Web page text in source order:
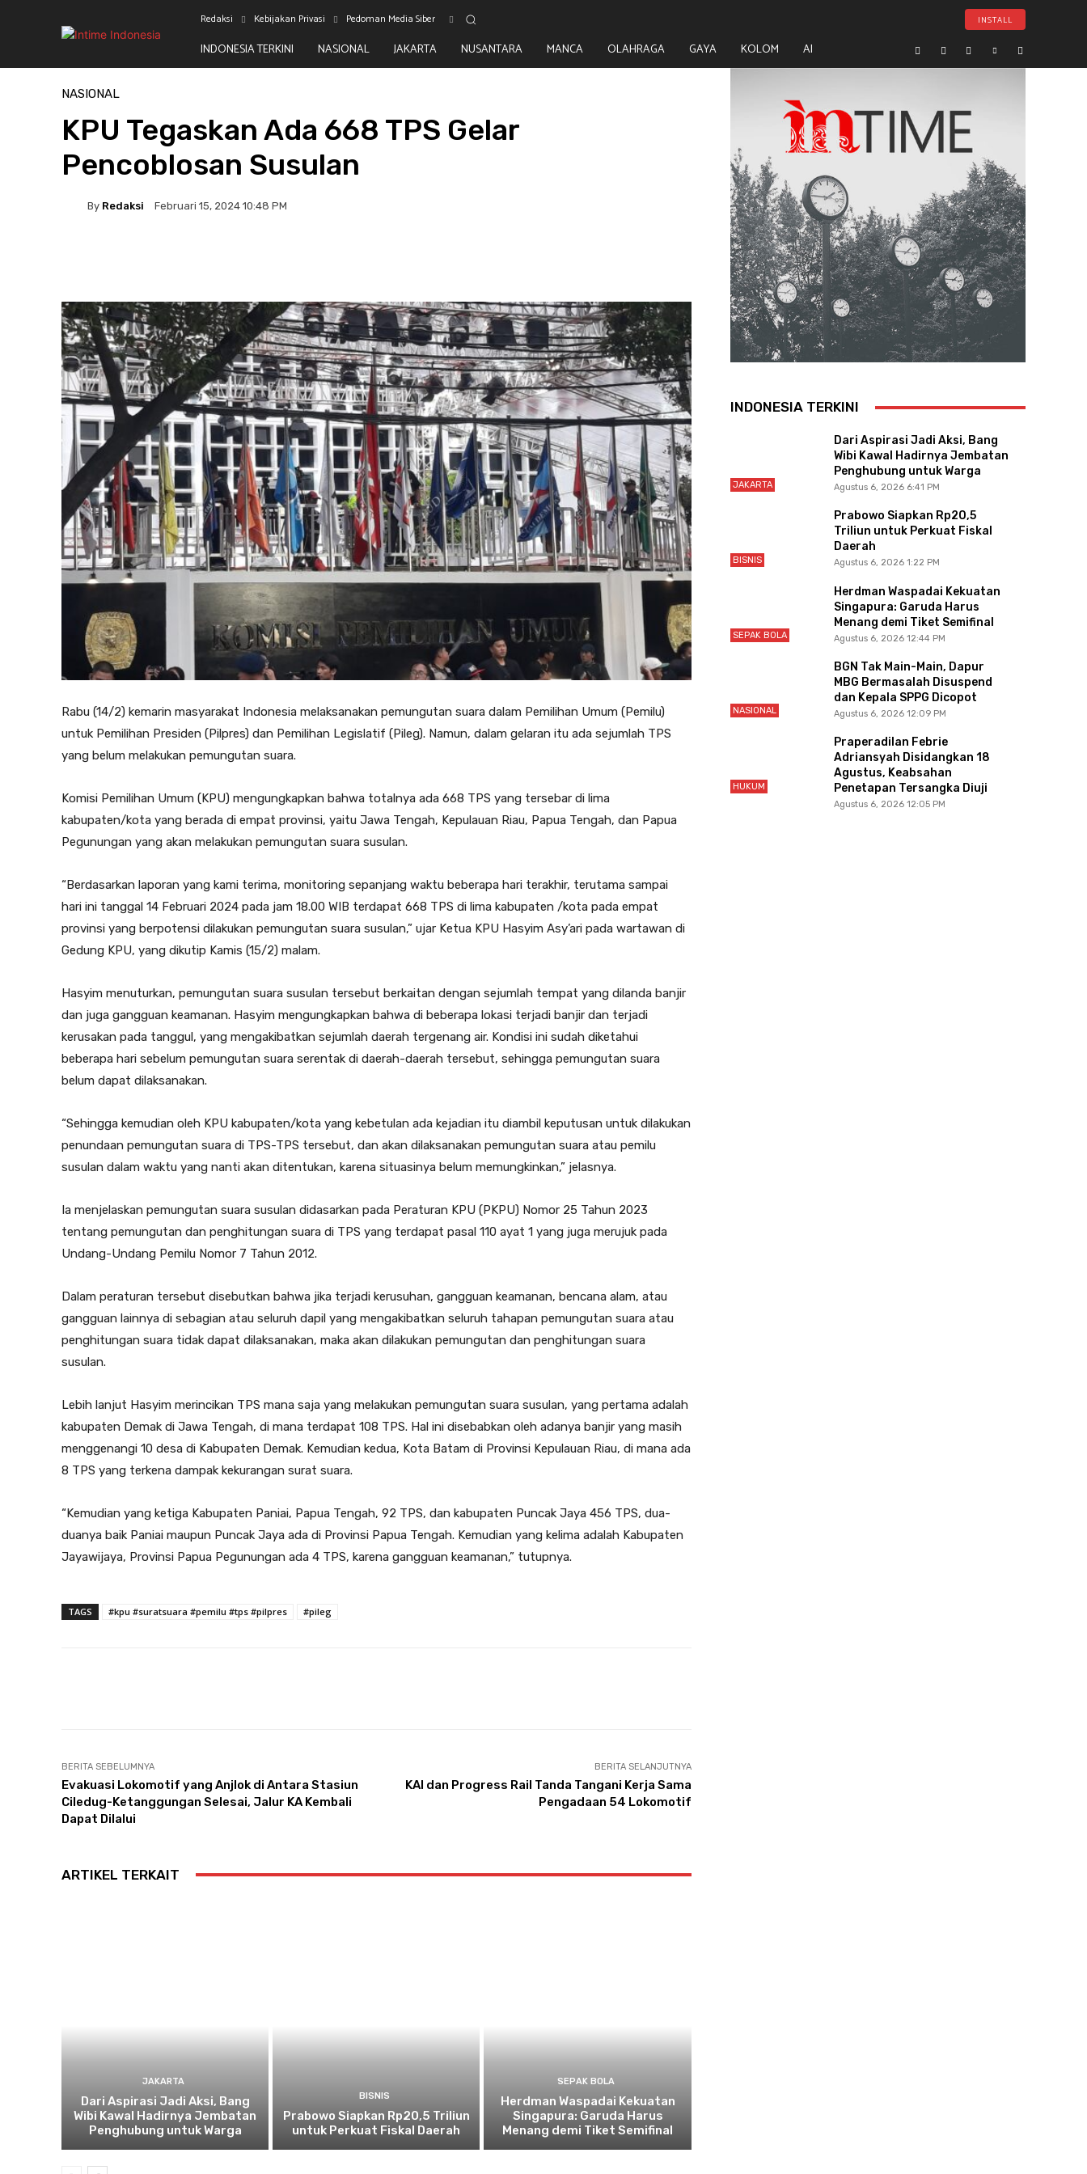
Redaksi Kebijakan Privasi Pedoman Media Siber INSTALL
INDONESIA TERKINI NASIONAL JAKARTA NUSANTARA MANCA OLAHRAGA GAYA KOLOM AI
NASIONAL
KPU Tegaskan Ada 668 TPS Gelar
Pencoblosan Susulan
By Redaksi Februari 15, 2024 10:48 PM
Rabu (14/2) kemarin masyarakat Indonesia melaksanakan pemungutan suara dalam Pemilihan Umum (Pemilu)
untuk Pemilihan Presiden (Pilpres) dan Pemilihan Legislatif (Pileg). Namun, dalam gelaran itu ada sejumlah TPS
yang belum melakukan pemungutan suara.
Komisi Pemilihan Umum (KPU) mengungkapkan bahwa totalnya ada 668 TPS yang tersebar di lima
kabupaten/kota yang berada di empat provinsi, yaitu Jawa Tengah, Kepulauan Riau, Papua Tengah, dan Papua
Pegunungan yang akan melakukan pemungutan suara susulan.
“Berdasarkan laporan yang kami terima, monitoring sepanjang waktu beberapa hari terakhir, terutama sampai
hari ini tanggal 14 Februari 2024 pada jam 18.00 WIB terdapat 668 TPS di lima kabupaten /kota pada empat
provinsi yang berpotensi dilakukan pemungutan suara susulan,” ujar Ketua KPU Hasyim Asy’ari pada wartawan di
Gedung KPU, yang dikutip Kamis (15/2) malam.
Hasyim menuturkan, pemungutan suara susulan tersebut berkaitan dengan sejumlah tempat yang dilanda banjir
dan juga gangguan keamanan. Hasyim mengungkapkan bahwa di beberapa lokasi terjadi banjir dan terjadi
kerusakan pada tanggul, yang mengakibatkan sejumlah daerah tergenang air. Kondisi ini sudah diketahui
beberapa hari sebelum pemungutan suara serentak di daerah-daerah tersebut, sehingga pemungutan suara
belum dapat dilaksanakan.
“Sehingga kemudian oleh KPU kabupaten/kota yang kebetulan ada kejadian itu diambil keputusan untuk dilakukan
penundaan pemungutan suara di TPS-TPS tersebut, dan akan dilaksanakan pemungutan suara atau pemilu
susulan dalam waktu yang nanti akan ditentukan, karena situasinya belum memungkinkan,” jelasnya.
Ia menjelaskan pemungutan suara susulan didasarkan pada Peraturan KPU (PKPU) Nomor 25 Tahun 2023
tentang pemungutan dan penghitungan suara di TPS yang terdapat pasal 110 ayat 1 yang juga merujuk pada
Undang-Undang Pemilu Nomor 7 Tahun 2012.
Dalam peraturan tersebut disebutkan bahwa jika terjadi kerusuhan, gangguan keamanan, bencana alam, atau
gangguan lainnya di sebagian atau seluruh dapil yang mengakibatkan seluruh tahapan pemungutan suara atau
penghitungan suara tidak dapat dilaksanakan, maka akan dilakukan pemungutan dan penghitungan suara
susulan.
Lebih lanjut Hasyim merincikan TPS mana saja yang melakukan pemungutan suara susulan, yang pertama adalah
kabupaten Demak di Jawa Tengah, di mana terdapat 108 TPS. Hal ini disebabkan oleh adanya banjir yang masih
menggenangi 10 desa di Kabupaten Demak. Kemudian kedua, Kota Batam di Provinsi Kepulauan Riau, di mana ada
8 TPS yang terkena dampak kekurangan surat suara.
“Kemudian yang ketiga Kabupaten Paniai, Papua Tengah, 92 TPS, dan kabupaten Puncak Jaya 456 TPS, dua-
duanya baik Paniai maupun Puncak Jaya ada di Provinsi Papua Tengah. Kemudian yang kelima adalah Kabupaten
Jayawijaya, Provinsi Papua Pegunungan ada 4 TPS, karena gangguan keamanan,” tutupnya.
TAGS #kpu #suratsuara #pemilu #tps #pilpres #pileg
BERITA SEBELUMNYA
Evakuasi Lokomotif yang Anjlok di Antara Stasiun
Ciledug-Ketanggungan Selesai, Jalur KA Kembali
Dapat Dilalui
BERITA SELANJUTNYA
KAI dan Progress Rail Tanda Tangani Kerja Sama
Pengadaan 54 Lokomotif
ARTIKEL TERKAIT
JAKARTA
Dari Aspirasi Jadi Aksi, Bang
Wibi Kawal Hadirnya Jembatan
Penghubung untuk Warga
BISNIS
Prabowo Siapkan Rp20,5 Triliun
untuk Perkuat Fiskal Daerah
SEPAK BOLA
Herdman Waspadai Kekuatan
Singapura: Garuda Harus
Menang demi Tiket Semifinal
INDONESIA TERKINI
JAKARTA
Dari Aspirasi Jadi Aksi, Bang
Wibi Kawal Hadirnya Jembatan
Penghubung untuk Warga
Agustus 6, 2026 6:41 PM
BISNIS
Prabowo Siapkan Rp20,5
Triliun untuk Perkuat Fiskal
Daerah
Agustus 6, 2026 1:22 PM
SEPAK BOLA
Herdman Waspadai Kekuatan
Singapura: Garuda Harus
Menang demi Tiket Semifinal
Agustus 6, 2026 12:44 PM
NASIONAL
BGN Tak Main-Main, Dapur
MBG Bermasalah Disuspend
dan Kepala SPPG Dicopot
Agustus 6, 2026 12:09 PM
HUKUM
Praperadilan Febrie
Adriansyah Disidangkan 18
Agustus, Keabsahan
Penetapan Tersangka Diuji
Agustus 6, 2026 12:05 PM